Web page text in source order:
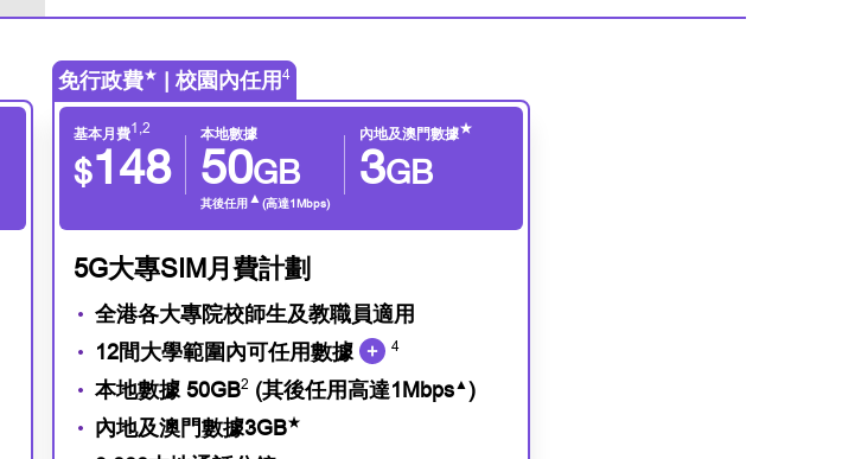
免行政費★ | 校園內任用 4
基本月費1,2
$148
本地數據
50GB
其後任用▲ (高達1Mbps)
內地及澳門數據★
3GB
5G大專SIM月費計劃
全港各大專院校師生及教職員適用
12間大學範圍內可任用數據
4
本地數據 50GB2 (其後任用高達1Mbps▲ )
內地及澳門數據3GB★